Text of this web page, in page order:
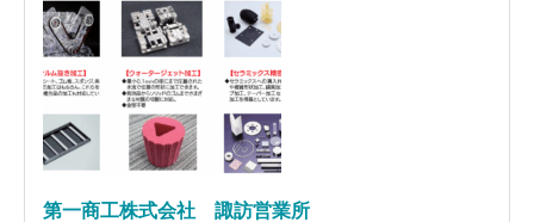
第一商工株式会社 諏訪営業所